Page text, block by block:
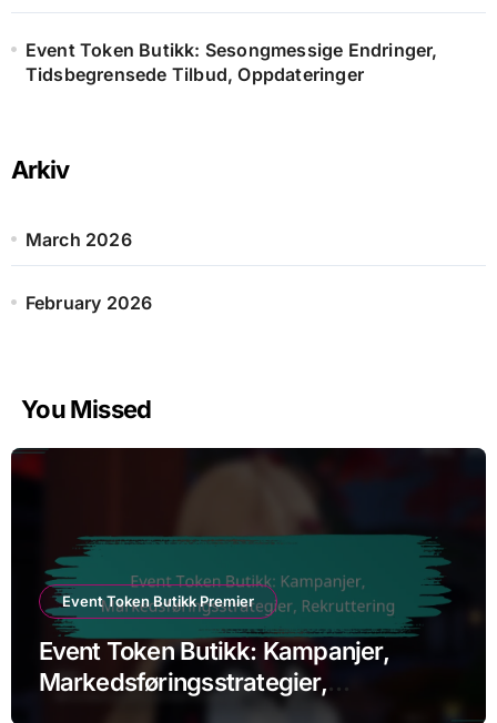
Event Token Butikk: Sesongmessige Endringer,
Tidsbegrensede Tilbud, Oppdateringer
Arkiv
March 2026
February 2026
You Missed
Event Token Butikk Premier
Event Token Butikk: Kampanjer,
Markedsføringsstrategier,